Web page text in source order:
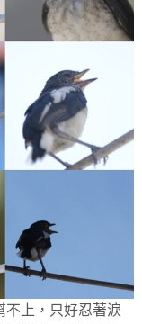
不上，只好忍著淚